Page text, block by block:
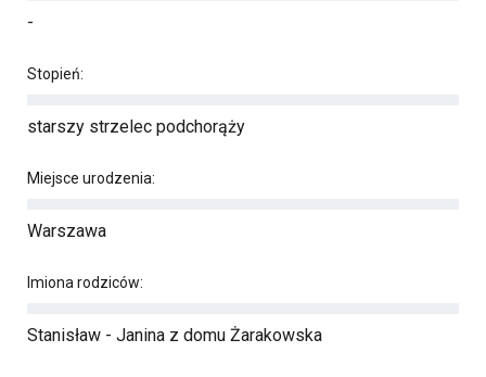
-
Stopień:
starszy strzelec podchorąży
Miejsce urodzenia:
Warszawa
Imiona rodziców:
Stanisław - Janina z domu Żarakowska